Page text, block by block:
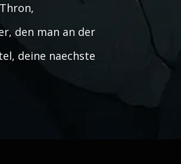
den man an der
deine naechste